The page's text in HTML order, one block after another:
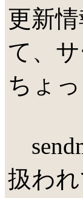
更新
て、
ちょ
扱われ